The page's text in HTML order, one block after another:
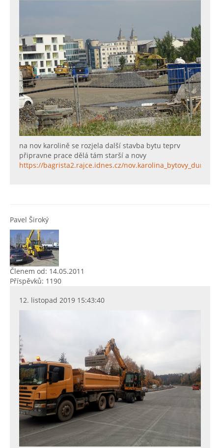
na nov karolině se rozjela další stavba bytu teprv
připravne prace dělá tám starší a novy
https://bagrista2.rajce.idnes.cz/nov.karolina_bytovy_dum_H
Pavel Široký
Členem od: 14.05.2011
Příspěvků: 1190
12. listopad 2019 15:43:40